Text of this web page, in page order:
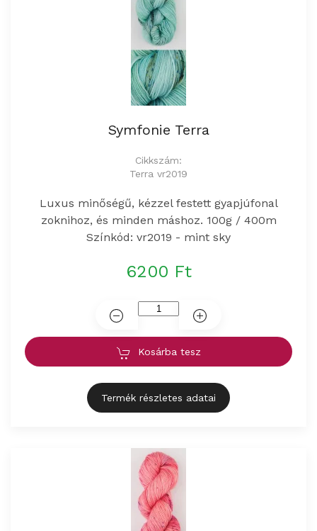
Symfonie Terra
Cikkszám:
Terra vr2019
Luxus minőségű, kézzel festett gyapjúfonal
zoknihoz, és minden máshoz. 100g / 400m
Színkód: vr2019 - mint sky
6200 Ft
Kosárba tesz
Termék részletes adatai